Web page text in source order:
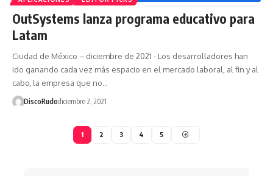
OutSystems lanza programa educativo para
Latam
Ciudad de México – diciembre de 2021 - Los desarrolladores han
ido ganando cada vez más espacio en el mercado laboral, al fin y al
cabo, la empresa que no…
DiscoRudodiciembre 2, 2021
1 2 3 4 5